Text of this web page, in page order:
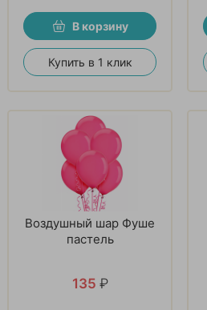
В корзину
Купить в 1 клик
Воздушный шар Фуше
пастель
135 ₽